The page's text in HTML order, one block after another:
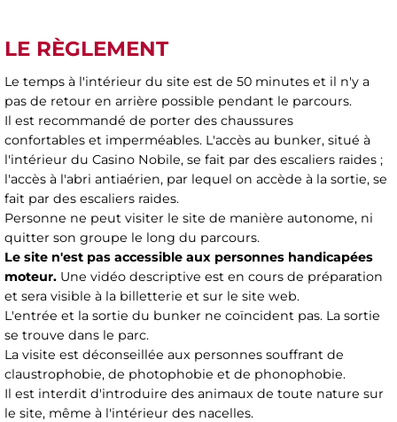
LE RÈGLEMENT
Le temps à l'intérieur du site est de 50 minutes et il n'y a
pas de retour en arrière possible pendant le parcours.
Il est recommandé de porter des chaussures
confortables et imperméables. L'accès au bunker, situé à
l'intérieur du Casino Nobile, se fait par des escaliers raides ;
l'accès à l'abri antiaérien, par lequel on accède à la sortie, se
fait par des escaliers raides.
Personne ne peut visiter le site de manière autonome, ni
quitter son groupe le long du parcours.
Le site n'est pas accessible aux personnes handicapées
moteur. Une vidéo descriptive est en cours de préparation
et sera visible à la billetterie et sur le site web.
L'entrée et la sortie du bunker ne coïncident pas. La sortie
se trouve dans le parc.
La visite est déconseillée aux personnes souffrant de
claustrophobie, de photophobie et de phonophobie.
Il est interdit d'introduire des animaux de toute nature sur
le site, même à l'intérieur des nacelles.